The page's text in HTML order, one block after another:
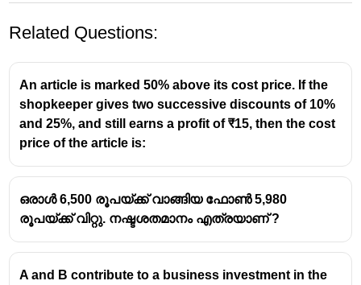
ലാഭ ശതമാനം9.09%
{11}\%
കരുതുക.
അങ്ങനെയെങ്കിൽ, 120 മാമ്പഴങ്ങളുടെ വാങ്ങിയ
വില = 120 രൂപ.
ചോദ്യപ്രകാരം, 110 മാമ്പഴങ്ങൾ വിറ്റപ്പോൾ 120
Related Questions:
An article is marked 50% above its cost price. If the
shopkeeper gives two successive discounts of 10%
and 25%, and still earns a profit of ₹15, then the cost
price of the article is:
ഒരാൾ 6,500 രൂപയ്ക്ക് വാങ്ങിയ ഫോൺ 5,980
രൂപയ്ക്ക് വിറ്റു. നഷ്ടശതമാനം എത്രയാണ് ?
A and B contribute to a business investment in the